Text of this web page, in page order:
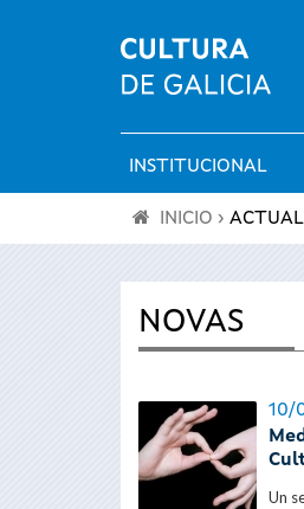
Menú
principal
INSTITUCIONAL
está
INICIO ›
NOVAS
10/
Un